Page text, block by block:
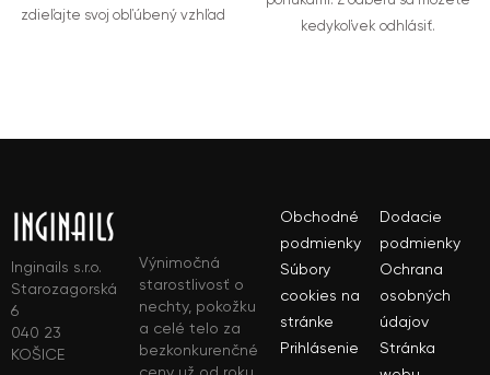
zdieľajte svoj obľúbený vzhľad
kedykoľvek odhlásiť.
Inginails s.r.o.
Starozagorská
6
040 23
KOŠICE
Výnimočná
starostlivosť o
nechty, pokožku
a celé telo za
bezkonkurenčné
Obchodné
podmienky
Dodacie
podmienky
Súbory
cookies na
stránke
Ochrana
osobných
údajov
Prihlásenie
Stránka